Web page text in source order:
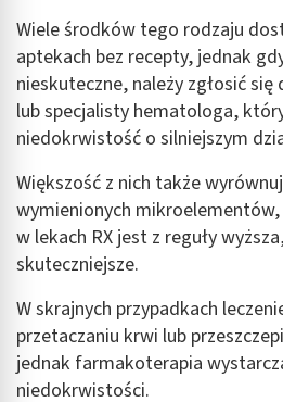
Wiele środków tego rodzaju
aptekach bez recepty, jednak
nieskuteczne, należy zgłosić
lub specjalisty hematologa,
niedokrwistość o silniejszym
Większość z nich także
wymienionych
w lekach RX jest z reguły
skuteczniejsze.
W skrajnych przypadkach
przetaczaniu krwi lub
jednak farmakoterapia
niedokrwistości.